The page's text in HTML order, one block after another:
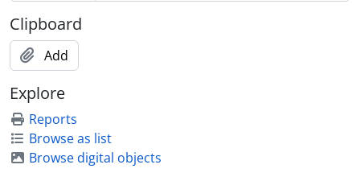
Clipboard
Add
Explore
Reports
Browse as list
Browse digital objects